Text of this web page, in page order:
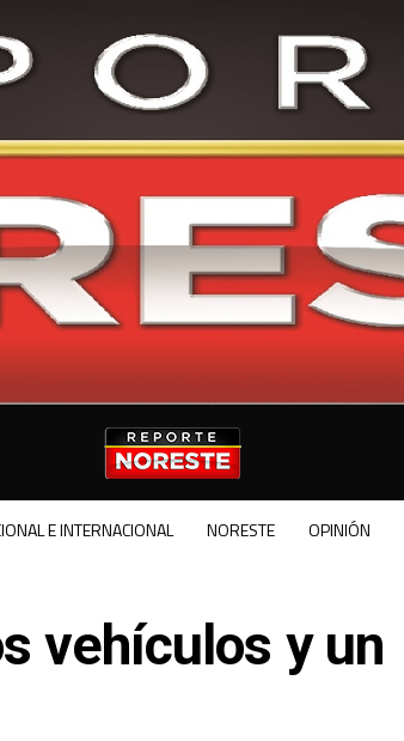
E INTERNACIONAL NORESTE OPINIÓN
vehículos y un